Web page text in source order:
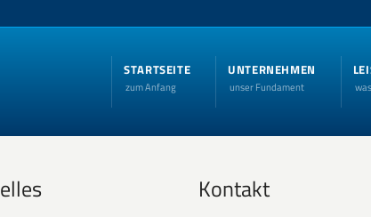
STARTSEITE
zum Anfang
UNTERNEHMEN
unser Fundament
Kontakt